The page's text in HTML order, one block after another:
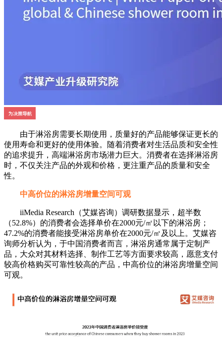
由于淋浴房需要长期使用，质量好的产品能够保证更长的
使用寿命和更好的使用体验。随着消费者对生活品质和安全性
的追求提升，高端淋浴房市场潜力巨大。消费者在选择淋浴房
时，不仅关注产品的外观和价格，更注重产品的质量和安全
性。
中高价位的淋浴房增量空间可观
iiMedia Research（艾媒咨询）调研数据显示，超半数
（52.8%）的消费者会选择单价在2000元/㎡以下的淋浴房；
47.2%的消费者能接受淋浴房单价在2000元/㎡及以上。艾媒咨
询师分析认为，于中国消费者而言，淋浴房通常属于定制产
品，大众对其材料选择、制作工艺等方面要求较高，愿意支付
较高价格购买可靠性较高的产品，中高价位的淋浴房增量空间
可观。